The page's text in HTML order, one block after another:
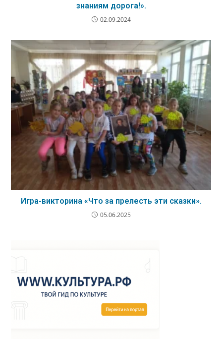
знаниям дорога!».
02.09.2024
Игра-викторина «Что за прелесть эти сказки».
05.06.2025